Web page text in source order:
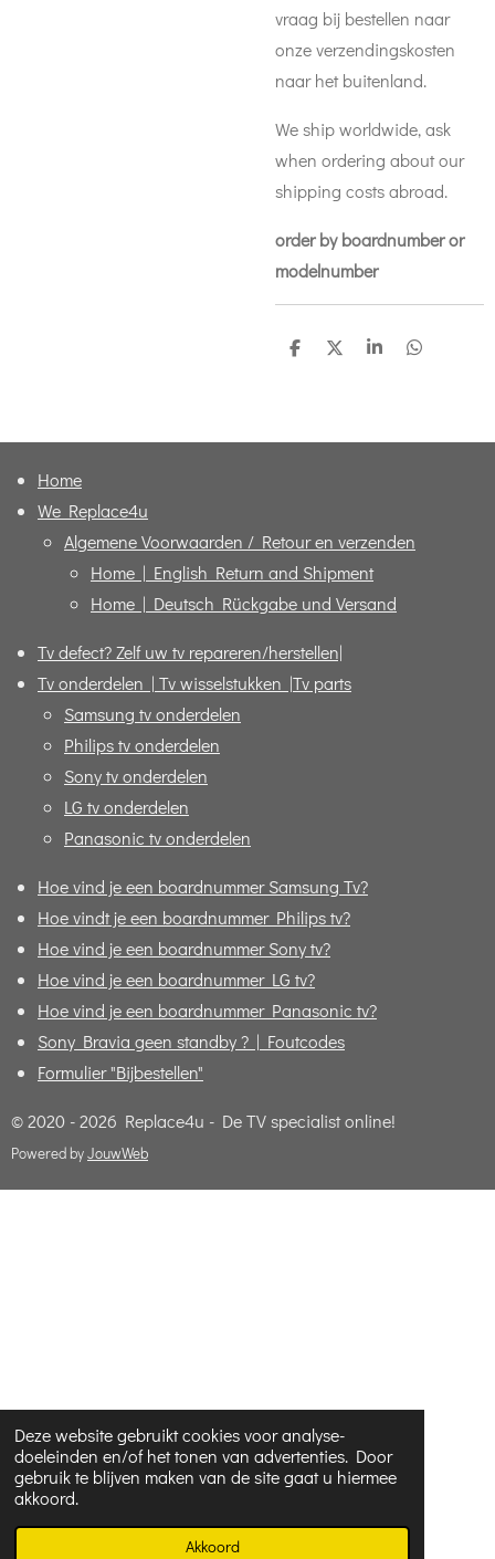
Deze website gebruikt cookies voor analyse-
doeleinden en/of het tonen van advertenties. Door
gebruik te blijven maken van de site gaat u hiermee
akkoord.
Akkoord
vraag bij bestellen naar
onze verzendingskosten
naar het buitenland.
We ship worldwide, ask
when ordering about our
shipping costs abroad.
order by boardnumber or
modelnumber
D
D
S
D
Home
We Replace4u
Algemene Voorwaarden / Retour en verzenden
Home | English Return and Shipment
Home | Deutsch Rückgabe und Versand
Tv defect? Zelf uw tv repareren/herstellen|
Tv onderdelen | Tv wisselstukken |Tv parts
Samsung tv onderdelen
Philips tv onderdelen
Sony tv onderdelen
LG tv onderdelen
Panasonic tv onderdelen
Hoe vind je een boardnummer Samsung Tv?
Hoe vindt je een boardnummer Philips tv?
Hoe vind je een boardnummer Sony tv?
Hoe vind je een boardnummer LG tv?
Hoe vind je een boardnummer Panasonic tv?
Sony Bravia geen standby ? | Foutcodes
Formulier "Bijbestellen"
© 2020 - 2026 Replace4u - De TV specialist online!
Powered byJouwWeb